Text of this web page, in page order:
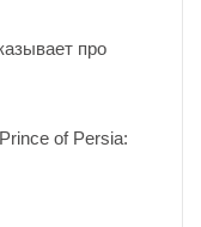
про
of Persia: